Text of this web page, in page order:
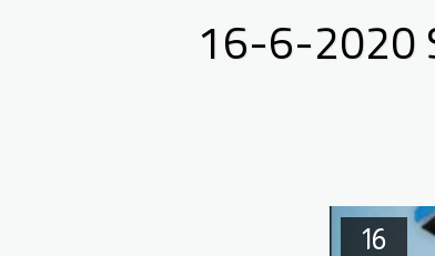
16-6-2020
16